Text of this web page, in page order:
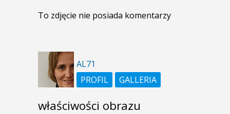
To zdjęcie nie posiada komentarzy
AL71
PROFIL
GALLERIA
właściwości obrazu